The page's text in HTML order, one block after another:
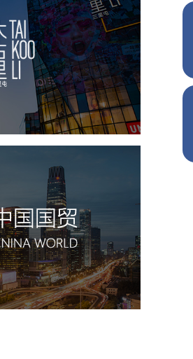
里
产网站建设
品牌官网
国贸
地产网站建设
站建设 电商网站